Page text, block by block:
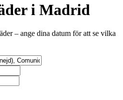
i Madrid
– ange dina datum för att se vilka